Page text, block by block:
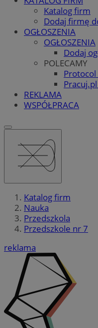
Katalog firm
Dodaj firmę
OGŁOSZENIA
OGŁOSZENIA
Dodaj
POLECAMY
Protocol
REKLAMA
WSPÓŁPRACA
Katalog firm
Nauka
Przedszkola
Przedszkole nr 7
reklama